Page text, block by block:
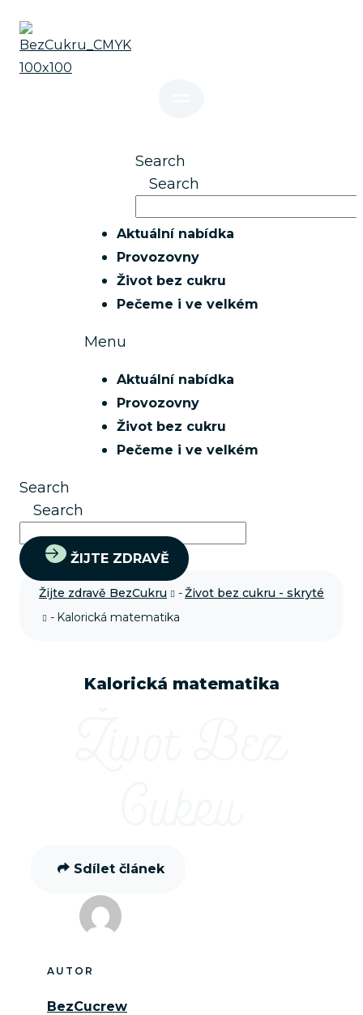
obsahu
Search
Search
Aktuální nabídka
Provozovny
Život bez cukru
Pečeme i ve velkém
Menu
Aktuální nabídka
Provozovny
Život bez cukru
Pečeme i ve velkém
Search
Search
ŽIJTE ZDRAVĚ
Žijte zdravě BezCukru -Život bez cukru - skryté
- Kalorická matematika
Kalorická matematika
Sdílet článek
AUTOR
BezCucrew